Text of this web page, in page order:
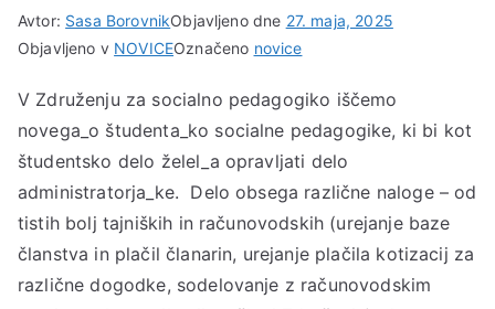
Avtor: Sasa BorovnikObjavljeno dne 27. maja, 2025
Objavljeno v NOVICEOznačeno novice
V Združenju za socialno pedagogiko iščemo
novega_o študenta_ko socialne pedagogike, ki bi kot
študentsko delo želel_a opravljati delo
administratorja_ke. Delo obsega različne naloge – od
tistih bolj tajniških in računovodskih (urejanje baze
članstva in plačil članarin, urejanje plačila kotizacij za
različne dogodke, sodelovanje z računovodskim